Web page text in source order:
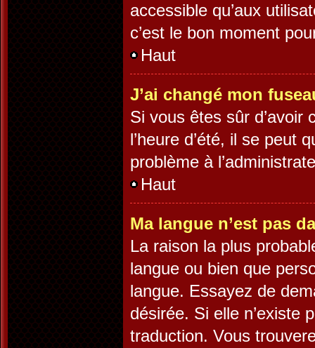
accessible qu’aux
c’est le bon moment
Haut
J’ai changé mon
Si vous êtes sûr d’avoir
l’heure d’été, il se peut
problème à
Haut
Ma langue n’est pas
La raison la plus
langue ou bien que
langue. Essayez de
désirée. Si elle n’existe
traduction. Vous